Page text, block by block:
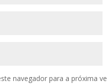
navegador para a próxima